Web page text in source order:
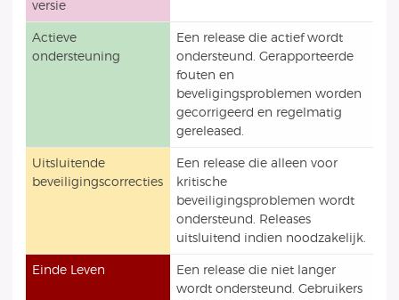
versie
Actieve
ondersteuning
Een release die actief wordt
ondersteund. Gerapporteerde
fouten en
beveligingsproblemen worden
gecorrigeerd en regelmatig
gereleased.
Uitsluitende
beveiligingscorrecties
Een release die alleen voor
kritische
beveiligingsproblemen wordt
ondersteund. Releases
uitsluitend indien noodzakelijk.
Einde Leven
Een release die niet langer
wordt ondersteund. Gebruikers